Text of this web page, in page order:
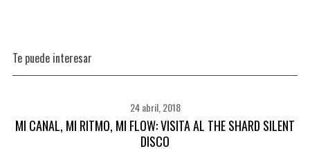
Te puede interesar
24 abril, 2018
MI CANAL, MI RITMO, MI FLOW: VISITA AL THE SHARD SILENT
DISCO